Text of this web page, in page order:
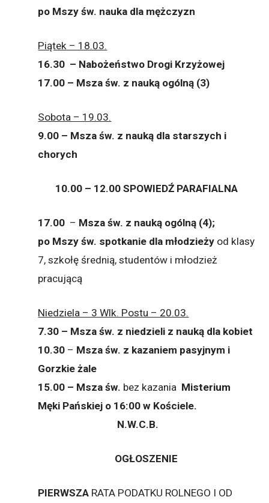
po Mszy św. nauka dla mężczyzn
Piątek – 18.03.
16.30 – Nabożeństwo Drogi Krzyżowej
17.00 – Msza św. z nauką ogólną (3)
Sobota – 19.03.
9.00 – Msza św. z nauką dla starszych i
chorych
10.00 – 12.00 SPOWIEDŹ PARAFIALNA
17.00 – Msza św. z nauką ogólną (4);
po Mszy św. spotkanie dla młodzieży od klasy
7, szkołę średnią, studentów i młodzież
pracującą
Niedziela – 3 Wlk. Postu – 20.03.
7.30 – Msza św. z niedzieli z nauką dla kobiet
10.30 – Msza św. z kazaniem pasyjnym i
Gorzkie żale
15.00 – Msza św. bez kazania Misterium
Męki Pańskiej o 16:00 w Kościele.
N.W.C.B.
OGŁOSZENIE
PIERWSZA RATA PODATKU ROLNEGO I OD